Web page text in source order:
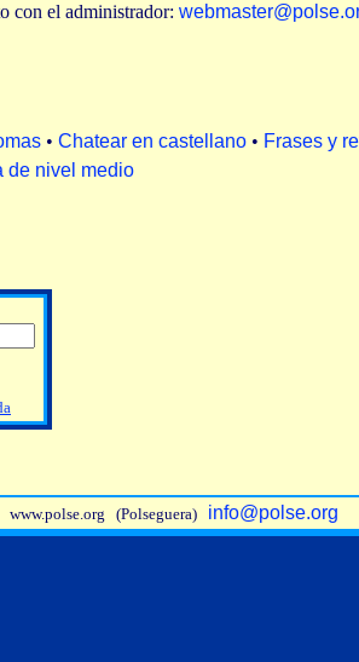
con el administrador:
• Chatear en castellano • Frases y
de nivel medio
www.polse.org (Polseguera) info@polse.org